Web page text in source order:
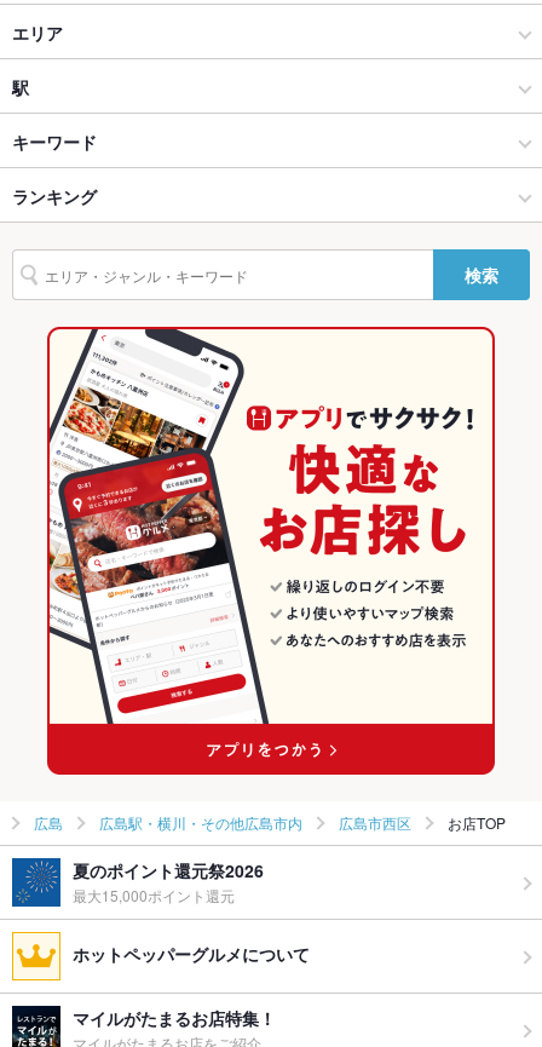
貸切 貸切可
設備
Wi-Fi
バリアフリ
ー
駐車場
その他設備
あり ：コース注文必須
食べ放題 なし
お子様連れ お子様連れOK
ウェディン
グパーティ
ー二次会
－
お祝い・サ
プライズ対
可
－
お好み焼き・もんじゃ
お好み焼き
広島駅・横川・その他広島市内 × お好み焼き・もんじゃ
広島駅・横川・その他広島市内 × お好み焼き
井口駅 × お好み焼き・もんじゃ
井口駅 × お好み焼き
エリア
広島市西区
広島市西区 × お好み焼き・もんじゃ
広島市西区 × お好み焼き
広島
広島 × お好み焼き・もんじゃ
広島 × お好み焼き
駅
井口駅
新井口駅
キーワード
手羽先 からあげ
ステーキ チャーハン デザート
ランキング
広島のグルメランキング
広島のお好み焼き・もんじゃランキング
広島駅・横川・その他広島市内のグルメランキング
広島駅・横川・その他広島市内のお好み焼き・もんじゃランキン
広島市西区のグルメランキング
広島市西区のお好み焼き・もんじゃランキング
検索
広島 広島駅・横川・その他広島市内 広島市西区 お店TOP
夏のポイント還元祭2026
最大15,000ポイント還元
ホットペッパーグルメについて
マイルがたまるお店特集！
マイルがたまるお店をご紹介